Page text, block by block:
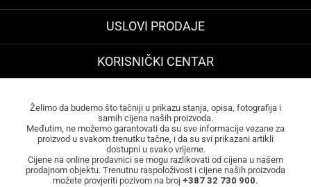
USLOVI PRODAJE
KORISNIČKI CENTAR
Želimo da budemo što tačniji u prikazu stanja, opisa, fotografija i
samih cijena naših proizvoda.
Međutim, ne možemo garantovati da su sve informacije vezane za
proizvod u svakom trenutku tačne, i da su svi prikazani artikli
dostupni u svako vrijeme.
Cijene na online prodavnici se mogu razlikovati od cijena u našem
prodajnom objektu. Trenutnu raspoloživost i cijene naših proizvoda
možete provjeriti pozivom na broj +387 32 730 900.